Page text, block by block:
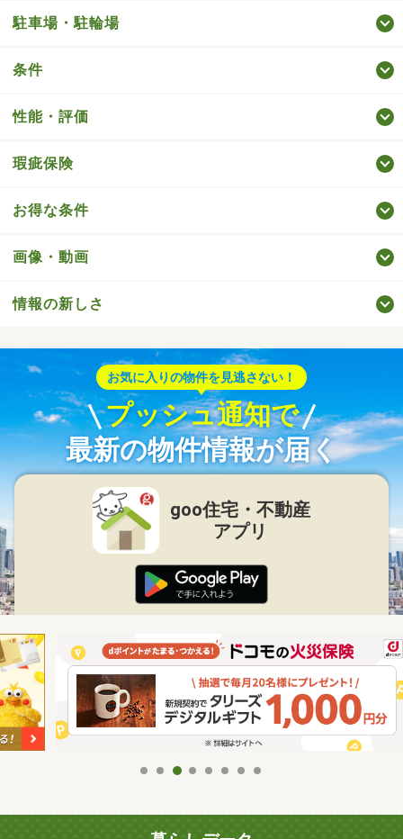
駐車場・駐輪場
条件
性能・評価
瑕疵保険
お得な条件
画像・動画
情報の新しさ
お気に入りの物件を見逃さない！
プッシュ通知で
最新の物件情報が届く
goo住宅・不動産
アプリ